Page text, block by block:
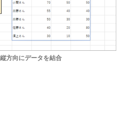
方向にデータを結合